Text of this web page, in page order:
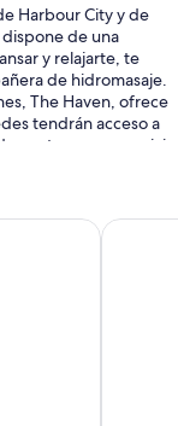
Harbour City y de
de una
y relajarte, te
de hidromasaje.
The Haven, ofrece
tendrán acceso a
con un servicio
Eaton